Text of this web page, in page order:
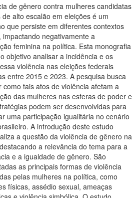
de gênero contra mulheres candidatas
de alto escalão em eleições é um
que persiste em diferentes contextos
impactando negativamente a
feminina na política. Esta monografia
objetivo analisar a incidência e os
violência nas eleições federais
entre 2015 e 2023. A pesquisa busca
como tais atos de violência afetam a
das mulheres nas esferas de poder e
podem ser desenvolvidas para
uma participação igualitária no cenário
A introdução deste estudo
a questão da violência de gênero na
a relevância do tema para a
e a igualdade de gênero. São
as principais formas de violência
pelas mulheres na política, como
físicas, assédio sexual, ameaças